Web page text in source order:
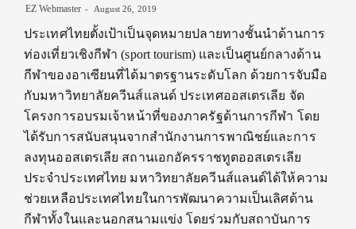
EZ Webmaster August 26, 2019
ประเทศไทยตั้งเป้าเป็นจุดหมายปลายทางชั้นนำด้านการ
ท่องเที่ยวเชิงกีฬา (sport tourism) และเป็นศูนย์กลางด้าน
กีฬาของอาเซียนที่ได้มาตรฐานระดับโลก ด้วยการจับมือ
กับมหาวิทยาลัยควีนส์แลนด์ ประเทศออสเตรเลีย จัด
โครงการอบรมเจ้าหน้าที่ของภาครัฐด้านการกีฬา โดย
ได้รับการสนับสนุนจากสำนักงานการพาณิชย์และการ
ลงทุนออสเตรเลีย สถานเอกอัครราชทูตออสเตรเลีย
ประจำประเทศไทย มหาวิทยาลัยควีนส์แลนด์ได้ให้ความ
ช่วยเหลือประเทศไทยในการพัฒนาความเป็นเลิศด้าน
กีฬาทั้งในและนอกสนามแข่ง โดยร่วมกับสถาบันการ